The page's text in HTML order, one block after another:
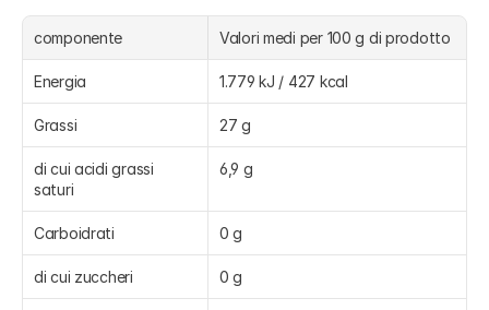
componente Valori medi per 100 g di prodotto
Energia 1.779 kJ / 427 kcal
Grassi 27 g
di cui acidi grassi
saturi
6,9 g
Carboidrati 0 g
di cui zuccheri 0 g